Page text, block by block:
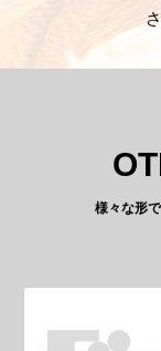
様々な形